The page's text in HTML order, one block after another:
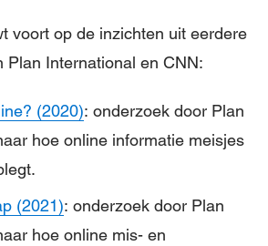
voort op de inzichten uit eerdere
Plan International en CNN:
(2020): onderzoek door Plan
hoe online informatie meisjes
(2021): onderzoek door Plan
hoe online mis- en